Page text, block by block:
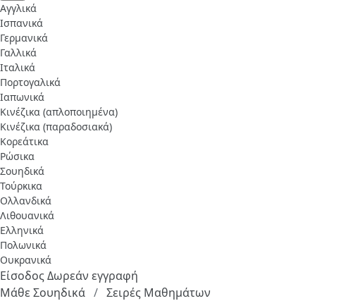
Αγγλικά
Ισπανικά
Γερμανικά
Γαλλικά
Ιταλικά
Πορτογαλικά
Ιαπωνικά
Κινέζικα (απλοποιημένα)
Κινέζικα (παραδοσιακά)
Κορεάτικα
Ρώσικα
Σουηδικά
Τούρκικα
Ολλανδικά
Λιθουανικά
Ελληνικά
Πολωνικά
Ουκρανικά
ΕίσοδοςΔωρεάν εγγραφή
Μάθε Σουηδικά
Σειρές Μαθημάτων